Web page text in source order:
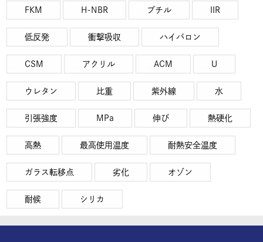
FKM H-NBR ブチル IIR
低反発 衝撃吸収 ハイパロン
CSM アクリル ACM U
ウレタン 比重 紫外線 水
引張強度 MPa 伸び 熱硬化
高熱 最高使用温度 耐熱安全温度
ガラス転移点 劣化 オゾン
耐候 シリカ